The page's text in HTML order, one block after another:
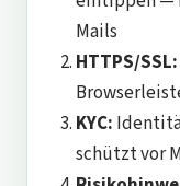
Mails
HTTPS/SSL:
KYC:
schützt vor